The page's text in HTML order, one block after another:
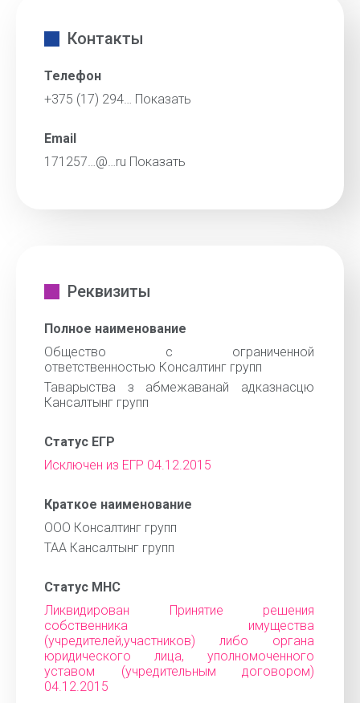
Контакты
Телефон
+375 (17) 294… Показать
Email
171257…@…ru Показать
Реквизиты
Полное наименование
Общество с ограниченной
ответственностью Консалтинг групп
Таварыства з абмежаванай адказнасцю
Кансалтынг групп
Статус ЕГР
Исключен из ЕГР 04.12.2015
Краткое наименование
ООО Консалтинг групп
ТАА Кансалтынг групп
Статус МНС
Ликвидирован Принятие решения
собственника имущества
(учредителей,участников) либо органа
юридического лица, уполномоченного
уставом (учредительным договором)
04.12.2015